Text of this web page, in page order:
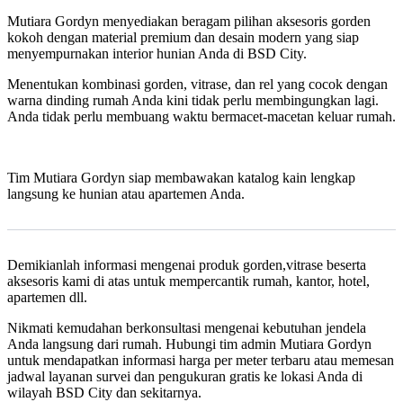
Mutiara Gordyn menyediakan beragam pilihan aksesoris gorden
kokoh dengan material premium dan desain modern yang siap
menyempurnakan interior hunian Anda di BSD City.
Menentukan kombinasi gorden, vitrase, dan rel yang cocok dengan
warna dinding rumah Anda kini tidak perlu membingungkan lagi.
Anda tidak perlu membuang waktu bermacet-macetan keluar rumah.
Tim Mutiara Gordyn siap membawakan katalog kain lengkap
langsung ke hunian atau apartemen Anda.
Demikianlah informasi mengenai produk gorden,vitrase beserta
aksesoris kami di atas untuk mempercantik rumah, kantor, hotel,
apartemen dll.
Nikmati kemudahan berkonsultasi mengenai kebutuhan jendela
Anda langsung dari rumah. Hubungi tim admin Mutiara Gordyn
untuk mendapatkan informasi harga per meter terbaru atau memesan
jadwal layanan survei dan pengukuran gratis ke lokasi Anda di
wilayah BSD City dan sekitarnya.